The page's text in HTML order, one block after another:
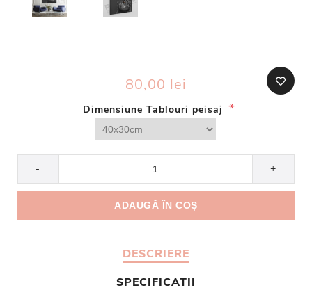
80,00 lei
Dimensiune Tablouri peisaj *
- +
DESCRIERE
SPECIFICATII